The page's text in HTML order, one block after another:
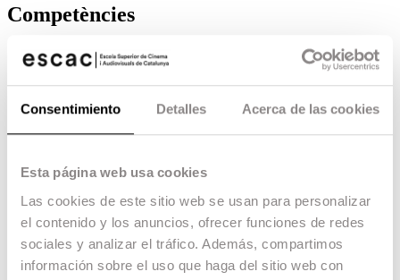
Consentimiento Detalles Acerca de las cookies
Esta página web usa cookies
Las cookies de este sitio web se usan para personalizar
el contenido y los anuncios, ofrecer funciones de redes
sociales y analizar el tráfico. Además, compartimos
información sobre el uso que haga del sitio web con
Competències
Competències creatives i narratives:
Coneixement sobre el procés de desenvolupament de
guions i com avaluar-ne la viabilitat.
Avaluar i adquirir guions, així com drets de música,
llibres i altres materials necessaris per al film.
Supervisar totes les fases d’una producció audiovisual,
Saber desglossar un guió per identificar els elements
necessaris per a cada escena: personatges, vestuari,
decorats, efectes especials, etc.
Desenvolupar una estratègia que defineixi els
objectius, el públic objectiu i els canals de distribució.
Competències tècniques:
Conèixer les lleis aplicables al sector audiovisual,